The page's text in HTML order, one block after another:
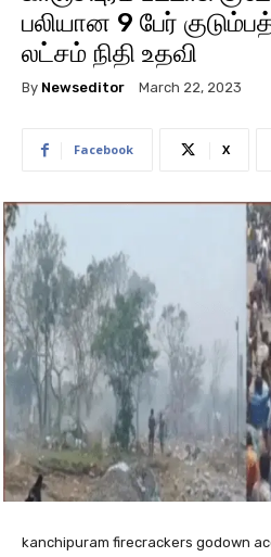
பலியான 9 பேர்
லட்சம் நிதி உதவி
By Newseditor March 22, 2023
Facebook X
kanchipuram firecrackers godown